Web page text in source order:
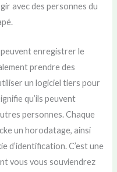
avec des personnes du
peuvent enregistrer le
prendre des
un logiciel tiers pour
qu’ils peuvent
personnes. Chaque
un horodatage, ainsi
d’identification. C’est une
vous vous souviendrez